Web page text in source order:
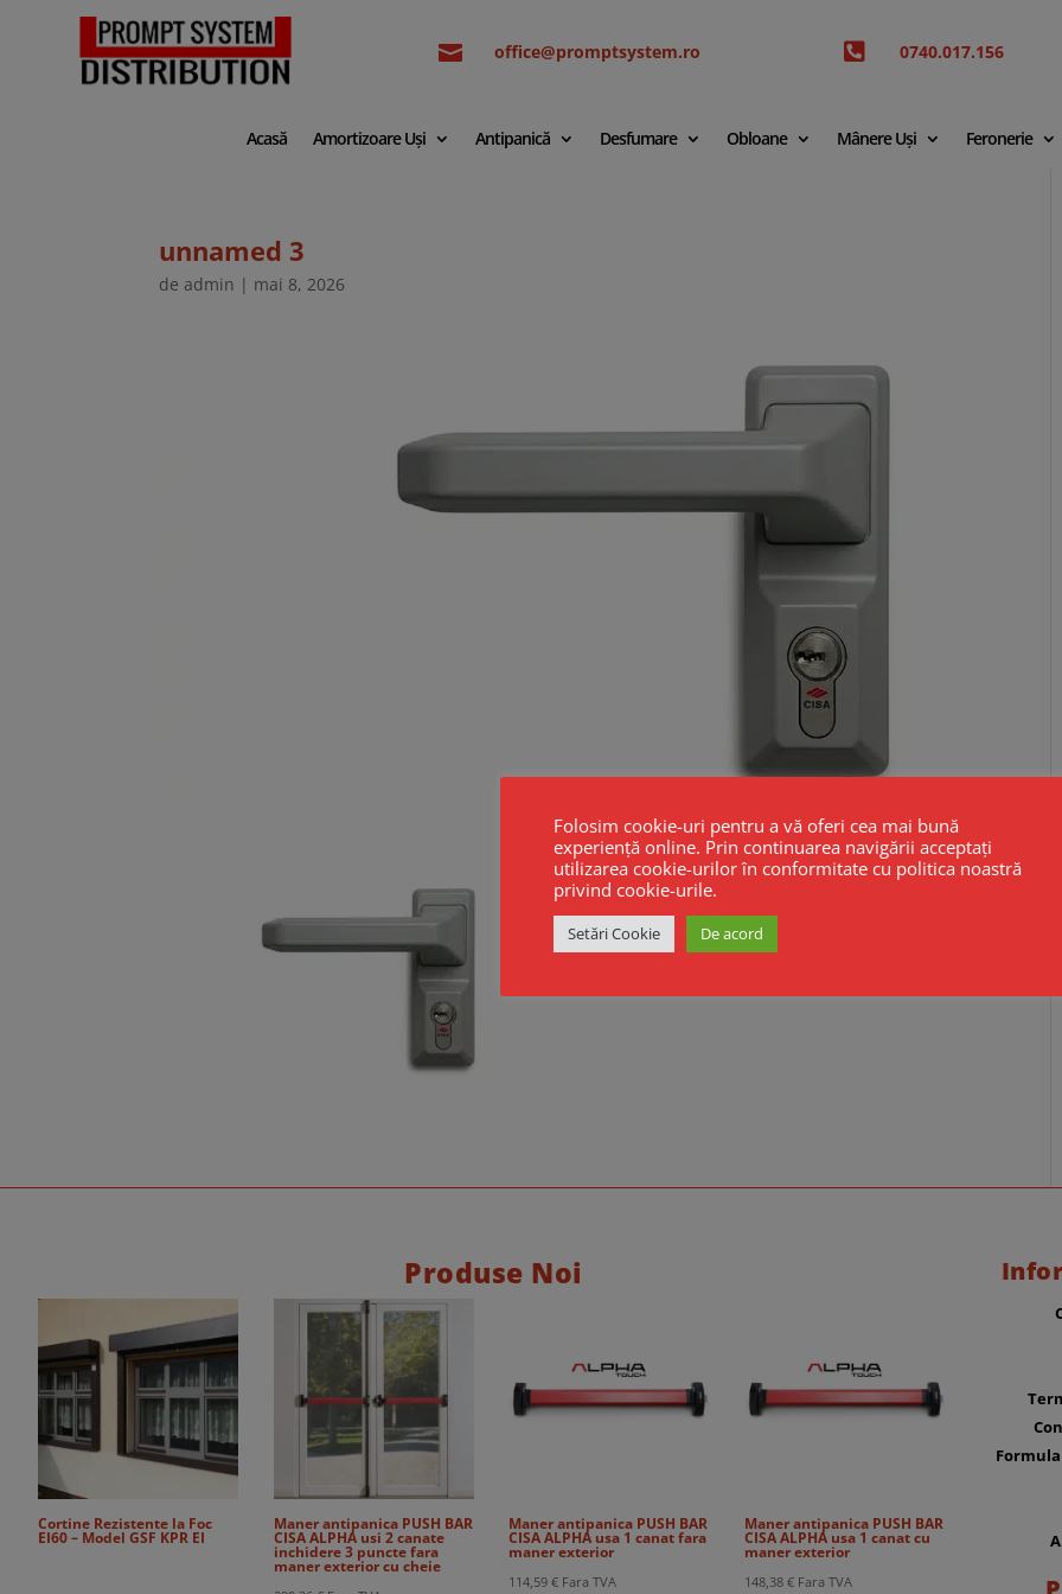
 office@promptsystem.ro  0740.017.156
Acasă Amortizoare Uși Antipanică Desfumare Obloane Mânere Uși Feronerie
unnamed 3
deadmin | mai 8, 2026
Produse Noi
Cortine Rezistente la Foc
EI60 – Model GSF KPR EI
Maner antipanica PUSH BAR
CISA ALPHA usi 2 canate
inchidere 3 puncte fara
maner exterior cu cheie
Maner antipanica PUSH BAR
CISA ALPHA usa 1 canat fara
maner exterior
114,59€ Fara TVA
Maner antipanica PUSH BAR
CISA ALPHA usa 1 canat cu
maner exterior
148,38 € Fara TVA
Folosim cookie-uri pentru a vă oferi cea mai bună
experiență online. Prin continuarea navigării acceptați
utilizarea cookie-urilor în conformitate cu politica noastră
privind cookie-urile.
Setări Cookie De acord